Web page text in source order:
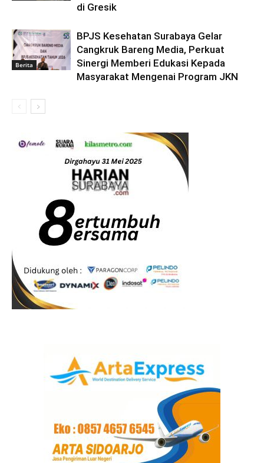
di Gresik
Berita
BPJS Kesehatan Surabaya Gelar
Cangkruk Bareng Media, Perkuat
Sinergi Memberi Edukasi Kepada
Masyarakat Mengenai Program JKN